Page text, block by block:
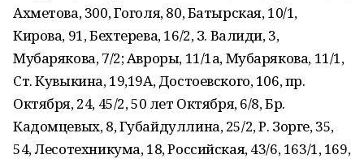
Ахметова, 300, Гоголя, 80, Батырская, 10/1,
Кирова, 91, Бехтерева, 16/2, З. Валиди, 3,
Мубарякова, 7/2; Авроры, 11/1а, Мубарякова, 11/1,
Ст. Кувыкина, 19,19А, Достоевского, 106, пр.
Октября, 24, 45/2, 50 лет Октября, 6/8, Бр.
Кадомцевых, 8, Губайдуллина, 25/2, Р. Зорге, 35,
54, Лесотехникума, 18, Российская, 43/6, 163/1, 169,